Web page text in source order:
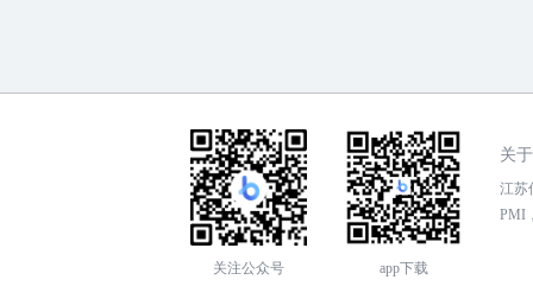
关注公众号 app下载
关
江苏
PMI